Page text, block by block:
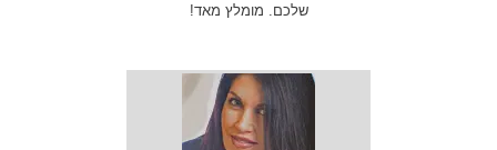
שלכם. מומלץ מאד!